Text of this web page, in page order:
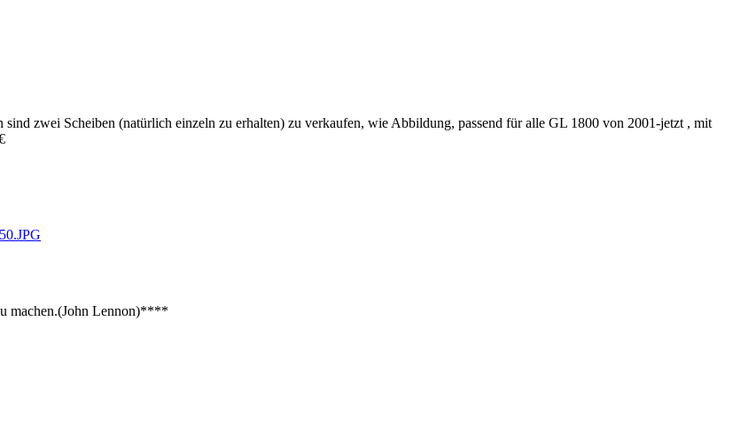
sind zwei Scheiben (natürlich einzeln zu erhalten) zu verkaufen, wie Abbildung, passend für alle GL 1800 von 2001-jetzt , mit
machen.(John Lennon)****